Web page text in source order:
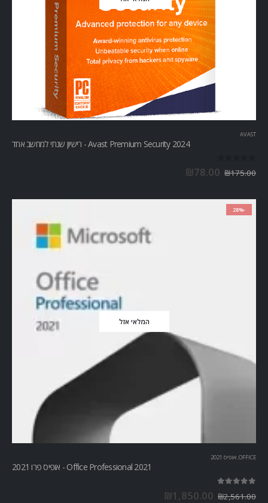
AVAST
Avast Premium Security 2024 - רישיון שנתי למחשב אחד
₪175.00
₪78.00
-28%
המלאי אזל
OFFICE
, אופיס 2021
Office Professional 2021 - אופיס פרו 2021
₪2,561.00
₪1,850.00